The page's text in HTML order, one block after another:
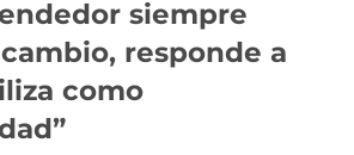
siempre
responde a
como